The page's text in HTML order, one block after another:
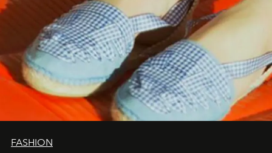
FASHION